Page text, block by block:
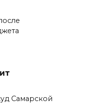
Самарской